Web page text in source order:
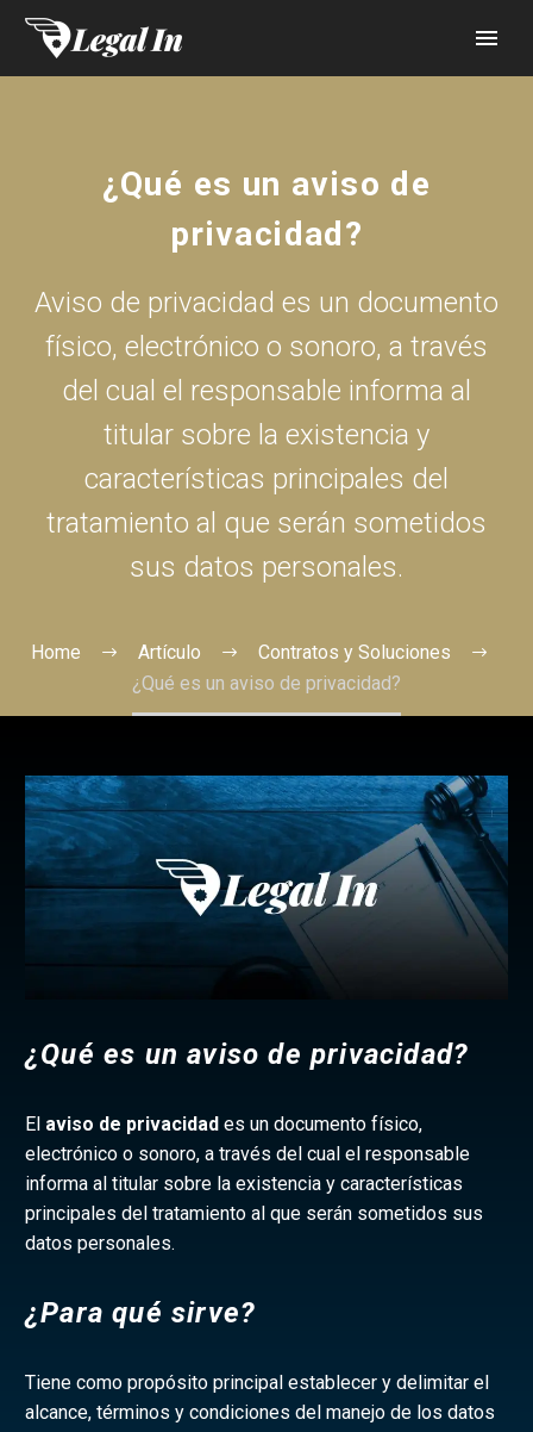
¿Qué es un aviso de
privacidad?
Aviso de privacidad es un documento
físico, electrónico o sonoro, a través
del cual el responsable informa al
titular sobre la existencia y
características principales del
tratamiento al que serán sometidos
sus datos personales.
Home Artículo
Contratos y Soluciones
¿Qué es un aviso de privacidad?
¿Qué es un aviso de privacidad?
El aviso de privacidad es un documento físico,
electrónico o sonoro, a través del cual el responsable
informa al titular sobre la existencia y características
principales del tratamiento al que serán sometidos sus
datos personales.
¿Para qué sirve?
Tiene como propósito principal establecer y delimitar el
alcance, términos y condiciones del manejo de los datos